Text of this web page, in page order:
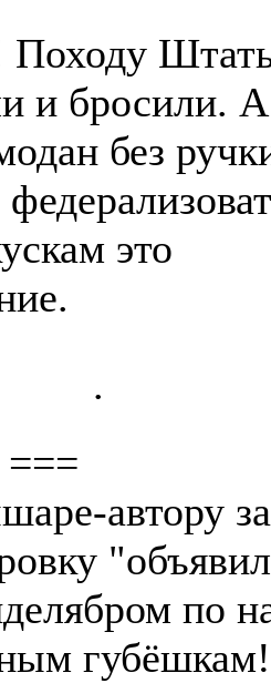
Походу
и бросили. А
без
это
.
===
автору
по